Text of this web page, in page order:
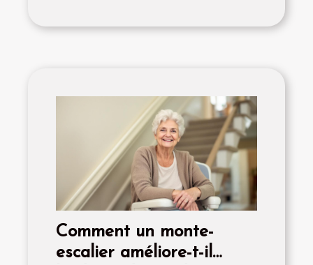
Comment un monte-
escalier améliore-t-il